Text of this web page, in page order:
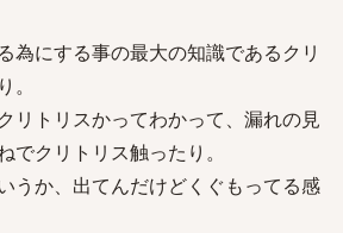
為にする事の最大の知識であるクリ
リトリスかってわかって、漏れの見
でクリトリス触ったり。
うか、出てんだけどくぐもってる感